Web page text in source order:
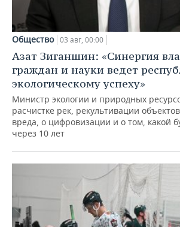
Общество 03 авг, 00:00
Азат Зиганшин: «Синергия
граждан и науки ведет
экологическому успеху»
Министр экологии и природных
расчистке рек, рекультивации
вреда, о цифровизации и о том, какой
через 10 лет